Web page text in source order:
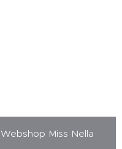
Webshop Miss Nella